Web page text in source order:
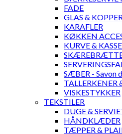
FADE
GLAS &
KARAFLER
KØKKEN
KURVE &
SÆBER - Savon
TALLERKENER
VISKESTYKKER
TEKSTILER
DUGE &
HÅNDKLÆDER
TÆPPER &